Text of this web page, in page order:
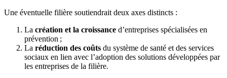
Une éventuelle filière soutiendrait deux axes distincts :
La création et la croissance d’entreprises spécialisées en
prévention ;
La réduction des coûts du système de santé et des services
sociaux en lien avec l’adoption des solutions développées par
les entreprises de la filière.